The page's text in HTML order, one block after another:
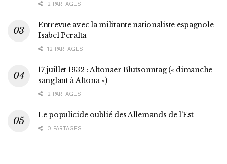
2 PARTAGES
Entrevue avec la militante nationaliste espagnole
Isabel Peralta
12 PARTAGES
17 juillet 1932 : Altonaer Blutsonntag (« dimanche
sanglant à Altona »)
2 PARTAGES
Le populicide oublié des Allemands de l’Est
0 PARTAGES